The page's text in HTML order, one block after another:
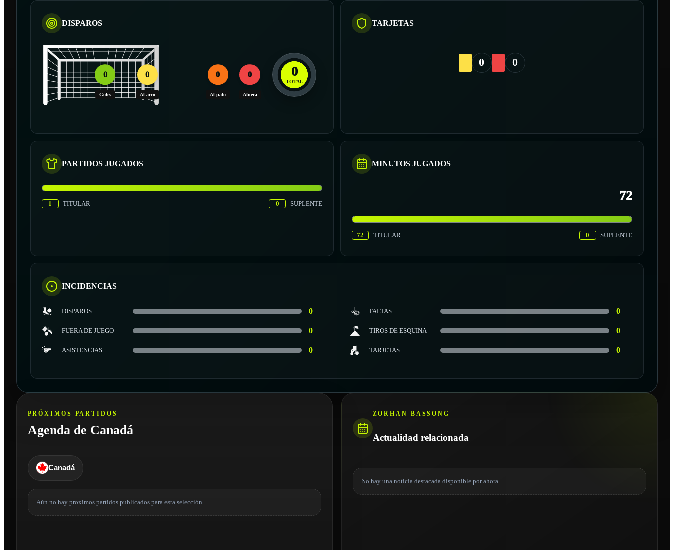
DISPAROS
0
Goles
0
Al arco
0
Al palo
0
Afuera
0
TOTAL
TARJETAS
0 0
PARTIDOS JUGADOS
1 TITULAR 0 SUPLENTE
MINUTOS JUGADOS
72
72 TITULAR 0 SUPLENTE
INCIDENCIAS
DISPAROS 0 FALTAS 0
FUERA DE JUEGO 0 TIROS DE ESQUINA 0
ASISTENCIAS 0 TARJETAS 0
PRÓXIMOS PARTIDOS
Agenda de Canadá
Canadá
Aún no hay proximos partidos publicados para esta selección.
ZORHAN BASSONG
Actualidad relacionada
No hay una noticia destacada disponible por ahora.